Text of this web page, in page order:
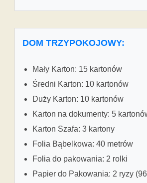
DOM TRZYPOKOJOWY:
Mały Karton: 15 kartonów
Średni Karton: 10 kartonów
Duży Karton: 10 kartonów
Karton na dokumenty: 5
Karton Szafa: 3 kartony
Folia Bąbelkowa: 40 metrów
Folia do pakowania: 2 rolki
Papier do Pakowania: 2 ryzy